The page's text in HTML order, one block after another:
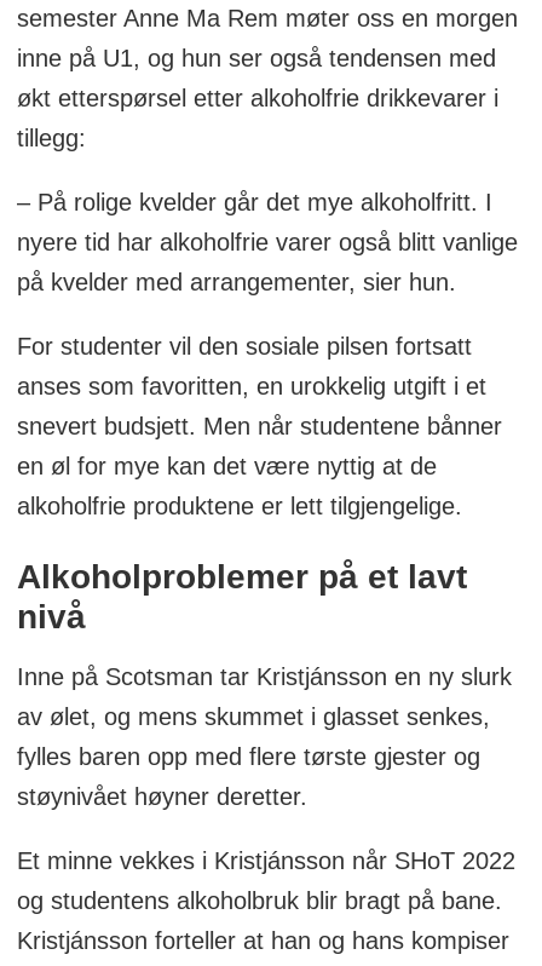
semester Anne Ma Rem møter oss en morgen
inne på U1, og hun ser også tendensen med
økt etterspørsel etter alkoholfrie drikkevarer i
tillegg:
– På rolige kvelder går det mye alkoholfritt. I
nyere tid har alkoholfrie varer også blitt vanlige
på kvelder med arrangementer, sier hun.
For studenter vil den sosiale pilsen fortsatt
anses som favoritten, en urokkelig utgift i et
snevert budsjett. Men når studentene bånner
en øl for mye kan det være nyttig at de
alkoholfrie produktene er lett tilgjengelige.
Alkoholproblemer på et lavt
nivå
Inne på Scotsman tar Kristjánsson en ny slurk
av ølet, og mens skummet i glasset senkes,
fylles baren opp med flere tørste gjester og
støynivået høyner deretter.
Et minne vekkes i Kristjánsson når SHoT 2022
og studentens alkoholbruk blir bragt på bane.
Kristjánsson forteller at han og hans kompiser